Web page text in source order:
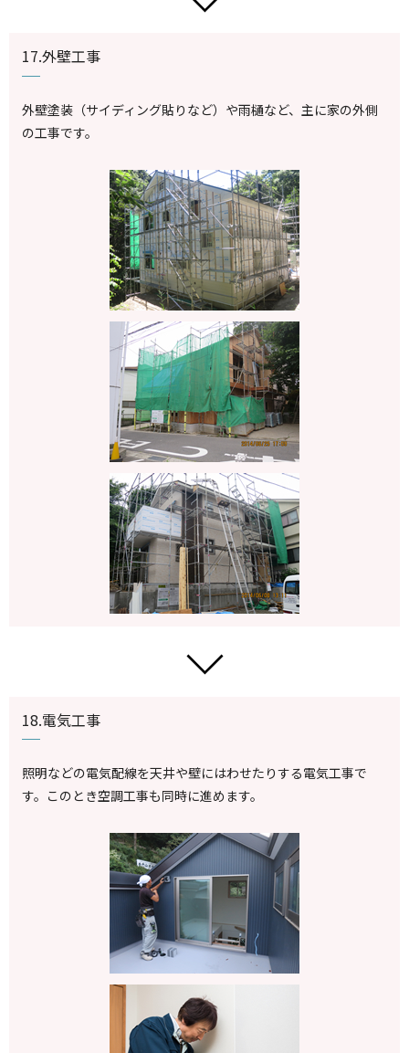
17.外壁工事
外壁塗装（サイディング貼りなど）や雨樋など、主に家の外側
の工事です。
18.電気工事
照明などの電気配線を天井や壁にはわせたりする電気工事で
す。このとき空調工事も同時に進めます。